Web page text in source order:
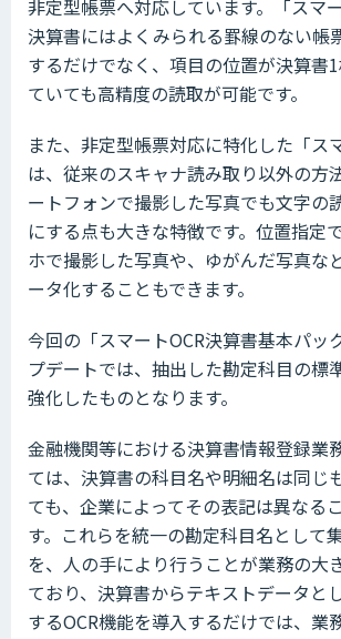
非定型帳票へ対応しています。「スマ
決算書にはよくみられる罫線のない帳
するだけでなく、項目の位置が決算書
ていても高精度の読取が可能です。
また、非定型帳票対応に特化した「ス
は、従来のスキャナ読み取り以外の方
ートフォンで撮影した写真でも文字の
にする点も大きな特徴です。位置指定
ホで撮影した写真や、ゆがんだ写真な
ータ化することもできます。
今回の「スマートOCR決算書基本パッ
プデートでは、抽出した勘定科目の標
強化したものとなります。
金融機関等における決算書情報登録業
ては、決算書の科目名や明細名は同じ
ても、企業によってその表記は異なる
す。これらを統一の勘定科目名として
を、人の手により行うことが業務の大
ており、決算書からテキストデータと
するOCR機能を導入するだけでは、業